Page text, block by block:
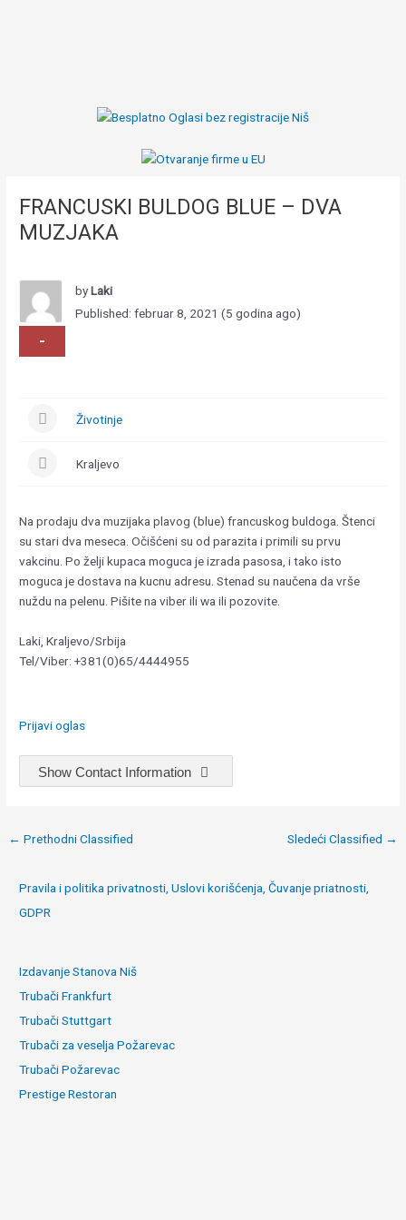
FRANCUSKI BULDOG BLUE – DVA
MUZJAKA
byLaki
Published: februar 8, 2021 (5 godina ago)
-
Životinje
Kraljevo
Na prodaju dva muzijaka plavog (blue) francuskog buldoga. Štenci
su stari dva meseca. Očišćeni su od parazita i primili su prvu
vakcinu. Po želji kupaca moguca je izrada pasosa, i tako isto
moguca je dostava na kucnu adresu. Stenad su naučena da vrše
nuždu na pelenu. Pišite na viber ili wa ili pozovite.
Laki, Kraljevo/Srbija
Tel/Viber: +381(0)65/4444955
Prijavi oglas
Show Contact Information
Post
← Prethodni Classified Sledeći Classified →
Pravila i politika privatnosti, Uslovi korišćenja, Čuvanje priatnosti,
GDPR
Izdavanje Stanova Niš
Trubači Frankfurt
Trubači Stuttgart
Trubači za veselja Požarevac
Trubači Požarevac
Prestige Restoran